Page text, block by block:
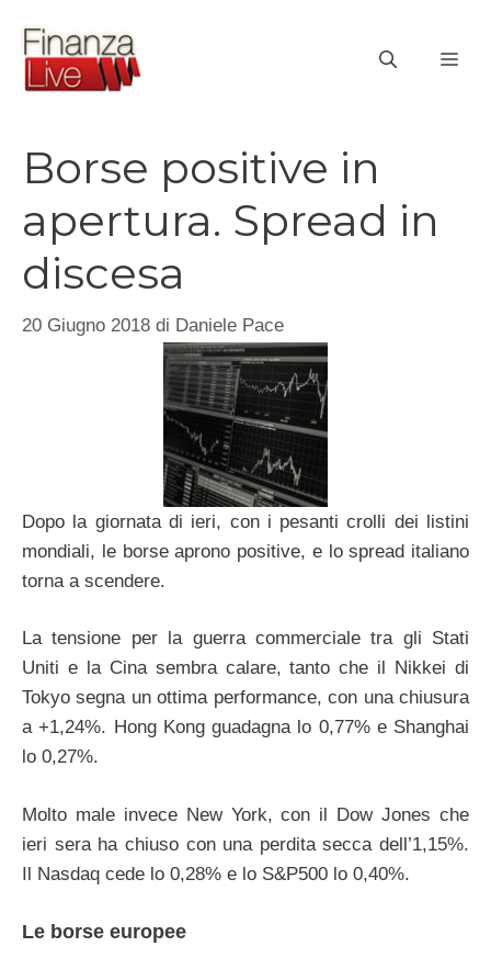
contenuto
Borse positive in
apertura. Spread in
discesa
20 Giugno 2018 di Daniele Pace
Dopo la giornata di ieri, con i pesanti crolli dei listini
mondiali, le borse aprono positive, e lo spread italiano
torna a scendere.
La tensione per la guerra commerciale tra gli Stati
Uniti e la Cina sembra calare, tanto che il Nikkei di
Tokyo segna un ottima performance, con una chiusura
a +1,24%. Hong Kong guadagna lo 0,77% e Shanghai
lo 0,27%.
Molto male invece New York, con il Dow Jones che
ieri sera ha chiuso con una perdita secca dell’1,15%.
Il Nasdaq cede lo 0,28% e lo S&P500 lo 0,40%.
Le borse europee